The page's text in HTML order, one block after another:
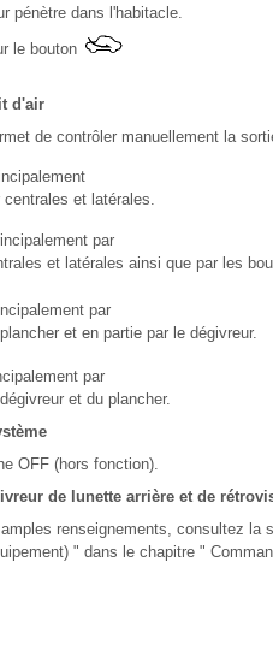
pénètre dans l'habitacle.
le bouton
d'air
de contrôler manuellement la
et latérales.
par
et latérales ainsi que par les
par
et en partie par le dégivreur.
par
et du plancher.
OFF (hors fonction).
de lunette arrière et de
renseignements, consultez
" dans le chapitre "